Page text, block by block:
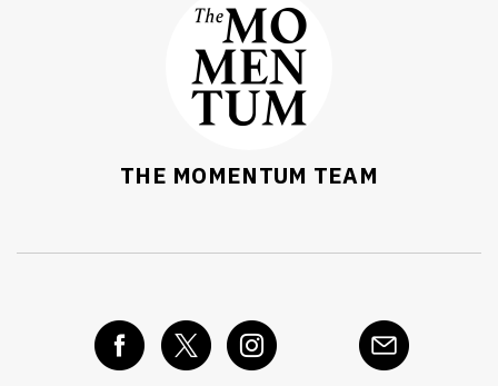
THE MOMENTUM TEAM